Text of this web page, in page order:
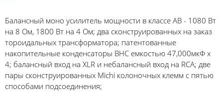
Балансный моно усилитель мощности в классе AB - 1080 Вт
на 8 Ом, 1800 Вт на 4 Ом; два сконструированных на заказ
тороидальных трансформатора; патентованные
накопительные конденсаторы BHC емкостью 47,000мкФ x
4; балансный вход на XLR и небалансный вход на RCA; две
пары сконструированных Michi колоночных клемм с пятью
способами подсоединения;